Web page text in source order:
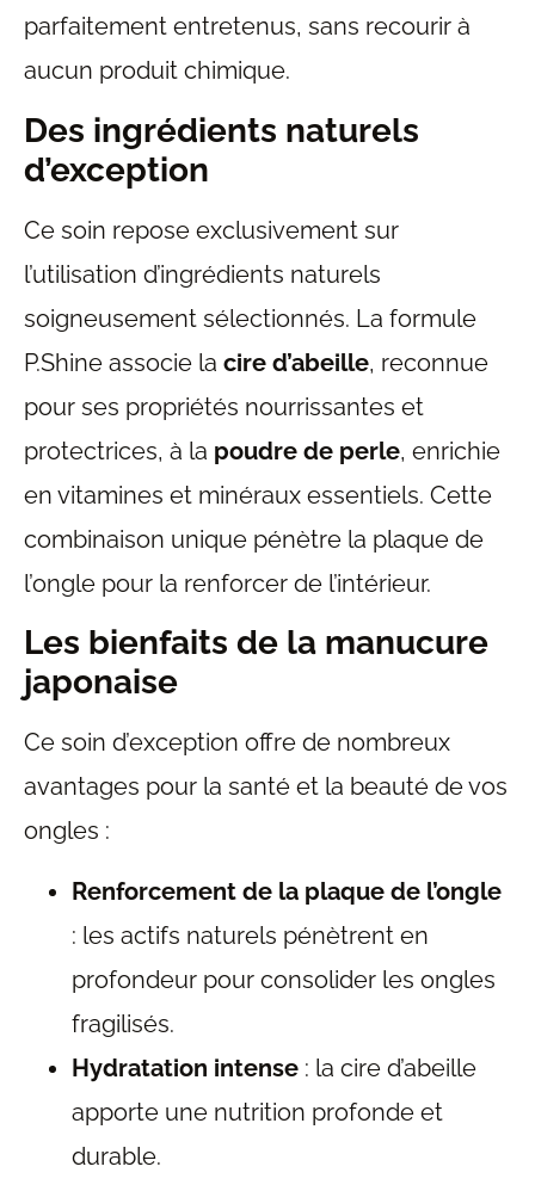
parfaitement entretenus, sans recourir à
aucun produit chimique.
Des ingrédients naturels
d’exception
Ce soin repose exclusivement sur
l’utilisation d’ingrédients naturels
soigneusement sélectionnés. La formule
P.Shine associe la cire d’abeille, reconnue
pour ses propriétés nourrissantes et
protectrices, à la poudre de perle, enrichie
en vitamines et minéraux essentiels. Cette
combinaison unique pénètre la plaque de
l’ongle pour la renforcer de l’intérieur.
Les bienfaits de la manucure
japonaise
Ce soin d’exception offre de nombreux
avantages pour la santé et la beauté de vos
ongles :
Renforcement de la plaque de l’ongle
: les actifs naturels pénètrent en
profondeur pour consolider les ongles
fragilisés.
Hydratation intense : la cire d’abeille
apporte une nutrition profonde et
durable.